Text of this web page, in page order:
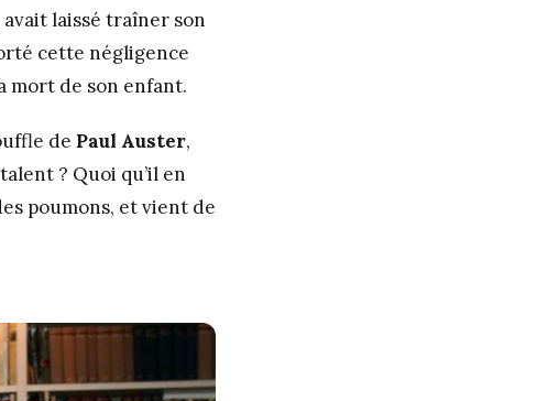
avait laissé traîner son
cette négligence
mort de son enfant.
de Paul Auster,
? Quoi qu’il en
poumons, et vient de